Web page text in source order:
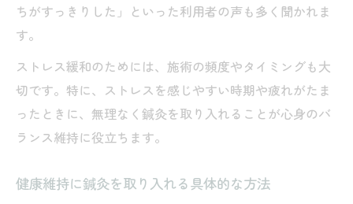
ちがすっきりした」といった利用者の声も多く聞かれま
す。
ストレス緩和のためには、施術の頻度やタイミングも大
切です。特に、ストレスを感じやすい時期や疲れがたま
ったときに、無理なく鍼灸を取り入れることが心身のバ
ランス維持に役立ちます。
健康維持に鍼灸を取り入れる具体的な方法